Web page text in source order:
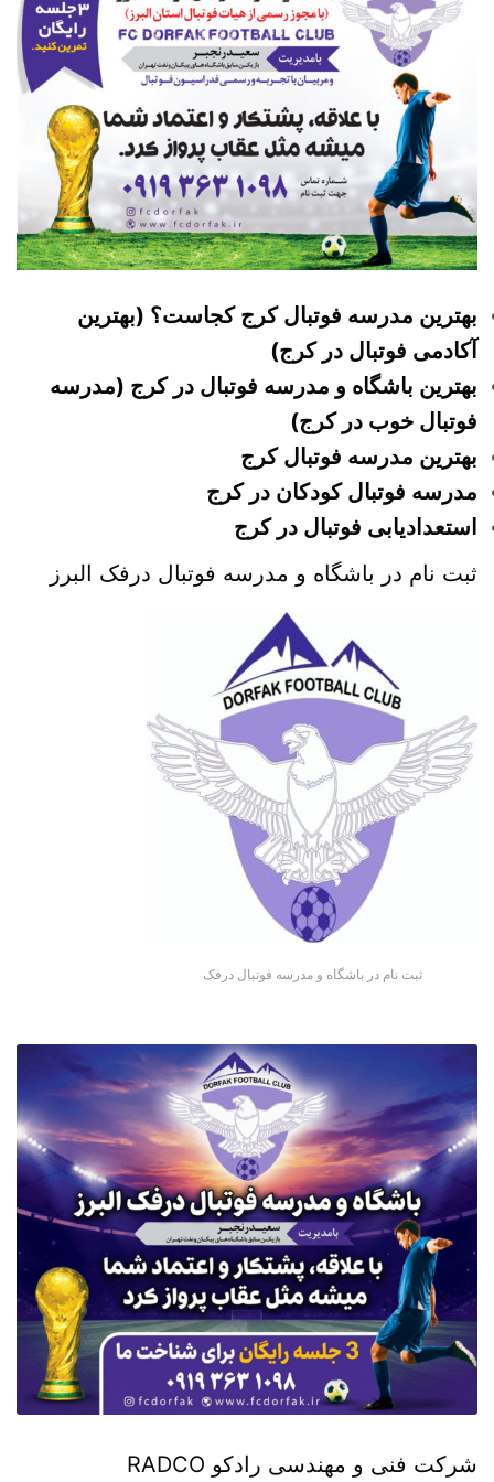
بهترین مدرسه فوتبال کرج کجاست؟ (بهترین
آکادمی فوتبال در کرج)
بهترین باشگاه و مدرسه فوتبال در کرج (مدرسه
فوتبال خوب در کرج)
بهترین مدرسه فوتبال کرج
مدرسه فوتبال کودکان در کرج
استعدادیابی فوتبال در کرج
ثبت نام در باشگاه و مدرسه فوتبال درفک البرز
ثبت نام در باشگاه و مدرسه فوتبال درفک
شرکت فنی و مهندسی رادکو RADCO